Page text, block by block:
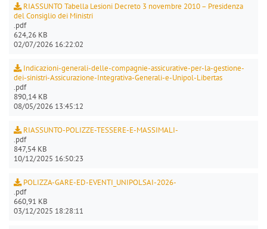
RIASSUNTO Tabella Lesioni Decreto 3 novembre 2010 – Presidenza
del Consiglio dei Ministri
.pdf
624,26 KB
02/07/2026 16:22:02
Indicazioni-generali-delle-compagnie-assicurative-per-la-gestione-
dei-sinistri-Assicurazione-Integrativa-Generali-e-Unipol-Libertas
.pdf
890,14 KB
08/05/2026 13:45:12
RIASSUNTO-POLIZZE-TESSERE-E-MASSIMALI-
.pdf
847,54 KB
10/12/2025 16:50:23
POLIZZA-GARE-ED-EVENTI_UNIPOLSAI-2026-
.pdf
660,91 KB
03/12/2025 18:28:11